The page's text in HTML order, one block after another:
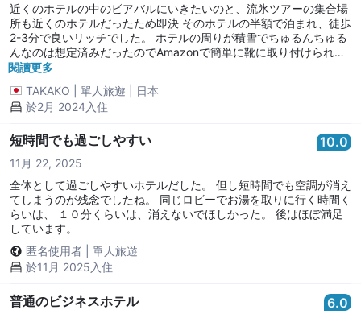
近くのホテルの中のビアバルにいきたいのと、流氷ツアーの集合場
所も近くのホテルだったため即決 そのホテルの半額で泊まれ、徒歩
2-3分で良いリッチでした。 ホテルの周りが積雪でちゅるんちゅる
んなのは想定済みだったのでAmazonで簡単に靴に取り付けられる
スパイクをかって札幌に臨みましたが大正解 かちかちのちゅるんち
ゅるんなホテル周辺の歩行にはぜひご注意ください ギリギリ手前ま
で冬場は 多少迷っても地下を通ることをお勧めします
閱讀更多
TAKAKO
單人旅遊
日本
於2月 2024入住
短時間でも過ごしやすい 10.0
11月 22, 2025
全体として過ごしやすいホテルだした。 但し短時間でも空調が消え
てしまうのが残念でしたね。 同じロビーでお湯を取りに行く時間く
らいは、 １０分くらいは、消えないでほしかった。 後はほぼ満足
しています。
匿名使用者
單人旅遊
於11月 2025入住
普通のビジネスホテル 6.0